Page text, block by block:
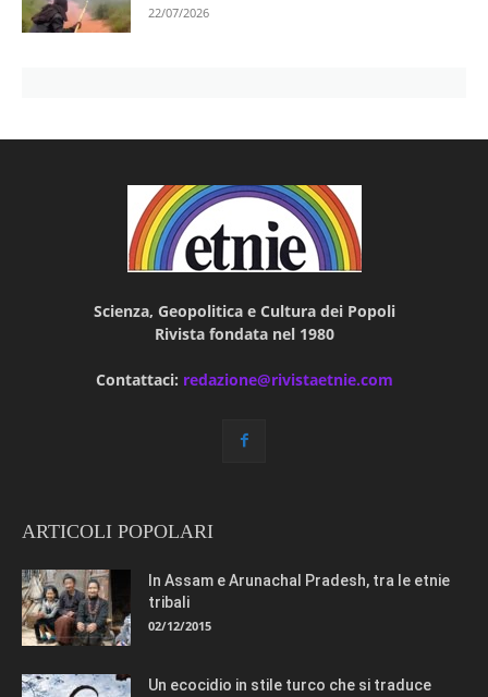
22/07/2026
Scienza, Geopolitica e Cultura dei Popoli
Rivista fondata nel 1980
Contattaci: redazione@rivistaetnie.com
ARTICOLI POPOLARI
In Assam e Arunachal Pradesh, tra le etnie
tribali
02/12/2015
Un ecocidio in stile turco che si traduce